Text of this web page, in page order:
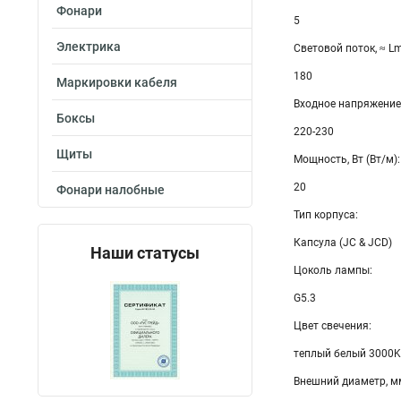
Фонари
Электрика
Маркировки кабеля
Боксы
Щиты
Фонари налобные
Наши статусы
5
Световой поток, ≈
180
Входное
220-230
Мощность, Вт (Вт/м):
20
Тип корпуса:
Капсула (JC & JCD)
Цоколь лампы:
G5.3
Цвет свечения:
теплый белый 3000K
Внешний диаметр,